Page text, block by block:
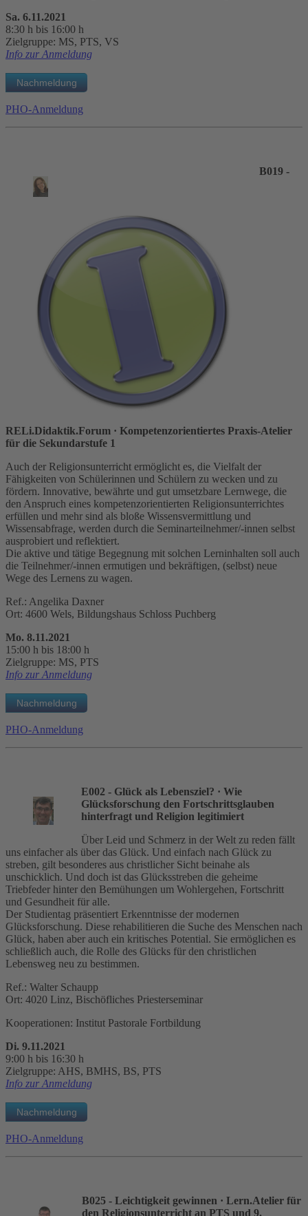
Sa. 6.11.2021
8:30 h bis 16:00 h
Zielgruppe: MS, PTS, VS
Info zur Anmeldung
PHO-Anmeldung
B019 -
RELi.Didaktik.Forum · Kompetenzorientiertes Praxis-Atelier
für die Sekundarstufe 1
Auch der Religionsunterricht ermöglicht es, die Vielfalt der
Fähigkeiten von Schülerinnen und Schülern zu wecken und zu
fördern. Innovative, bewährte und gut umsetzbare Lernwege, die
den Anspruch eines kompetenzorientierten Religionsunterrichtes
erfüllen und mehr sind als bloße Wissensvermittlung und
Wissensabfrage, werden durch die Seminarteilnehmer/-innen selbst
ausprobiert und reflektiert.
Die aktive und tätige Begegnung mit solchen Lerninhalten soll auch
die Teilnehmer/-innen ermutigen und bekräftigen, (selbst) neue
Wege des Lernens zu wagen.
Ref.: Angelika Daxner
Ort: 4600 Wels, Bildungshaus Schloss Puchberg
Mo. 8.11.2021
15:00 h bis 18:00 h
Zielgruppe: MS, PTS
Info zur Anmeldung
PHO-Anmeldung
E002 - Glück als Lebensziel? · Wie
Glücksforschung den Fortschrittsglauben
hinterfragt und Religion legitimiert
Über Leid und Schmerz in der Welt zu reden fällt
uns einfacher als über das Glück. Und einfach nach Glück zu
streben, gilt besonderes aus christlicher Sicht beinahe als
unschicklich. Und doch ist das Glücksstreben die geheime
Triebfeder hinter den Bemühungen um Wohlergehen, Fortschritt
und Gesundheit für alle.
Der Studientag präsentiert Erkenntnisse der modernen
Glücksforschung. Diese rehabilitieren die Suche des Menschen nach
Glück, haben aber auch ein kritisches Potential. Sie ermöglichen es
schließlich auch, die Rolle des Glücks für den christlichen
Lebensweg neu zu bestimmen.
Ref.: Walter Schaupp
Ort: 4020 Linz, Bischöfliches Priesterseminar
Kooperationen: Institut Pastorale Fortbildung
Di. 9.11.2021
9:00 h bis 16:30 h
Zielgruppe: AHS, BMHS, BS, PTS
Info zur Anmeldung
PHO-Anmeldung
B025 - Leichtigkeit gewinnen · Lern.Atelier für
den Religionsunterricht an PTS und 9.